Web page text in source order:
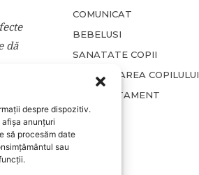
despre dispozitiv.
anunțuri
să procesăm date
sau
dă
COMUNICAT
BEBELUSI
SANATATE COPII
DEZVOLTAREA COPILULUI
COMPORTAMENT
RETETE